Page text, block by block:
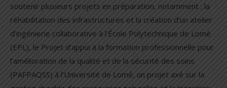
soutenir plusieurs projets en préparation, notamment ; la
réhabilitation des infrastructures et la création d’un atelier
d’ingénierie collaborative à l’École Polytechnique de Lomé
(EPL), le Projet d’appui à la formation professionnelle pour
l’amélioration de la qualité et de la sécurité des soins
(PAFPAQSS) à l’Université de Lomé, un projet axé sur la